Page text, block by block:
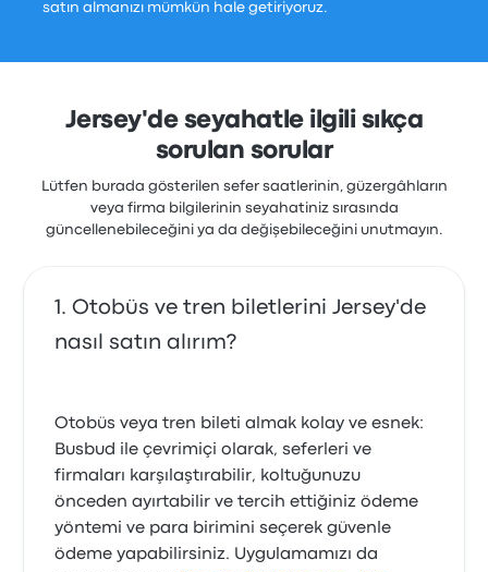
satın almanızı mümkün hale getiriyoruz.
Jersey'de seyahatle ilgili sıkça
sorulan sorular
Lütfen burada gösterilen sefer saatlerinin, güzergâhların
veya firma bilgilerinin seyahatiniz sırasında
güncellenebileceğini ya da değişebileceğini unutmayın.
Otobüs ve tren biletlerini Jersey'de
nasıl satın alırım?
Otobüs veya tren bileti almak kolay ve esnek:
Busbud ile çevrimiçi olarak, seferleri ve
firmaları karşılaştırabilir, koltuğunuzu
önceden ayırtabilir ve tercih ettiğiniz ödeme
yöntemi ve para birimini seçerek güvenle
ödeme yapabilirsiniz. Uygulamamızı da